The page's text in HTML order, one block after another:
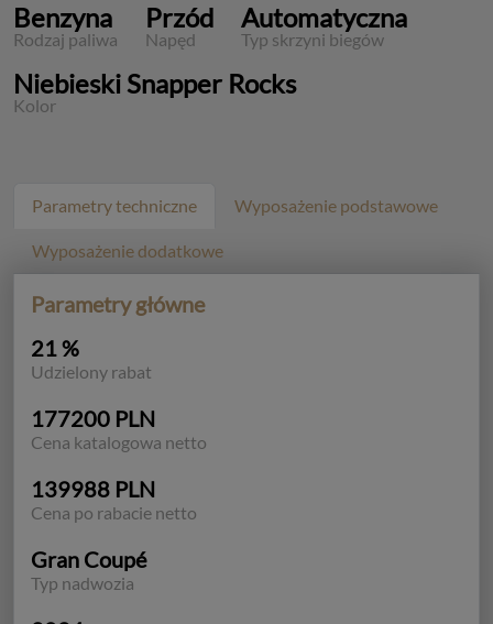
Benzyna
Rodzaj paliwa
Przód
Napęd
Automatyczna
Typ skrzyni biegów
Niebieski Snapper Rocks
Kolor
Parametry techniczne Wyposażenie podstawowe
Wyposażenie dodatkowe
Parametry główne
21 %
Udzielony rabat
177200 PLN
Cena katalogowa netto
139988 PLN
Cena po rabacie netto
Gran Coupé
Typ nadwozia